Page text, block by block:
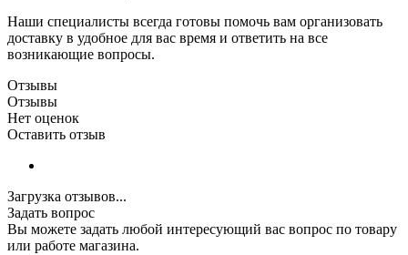
Наши специалисты всегда готовы помочь вам организовать
доставку в удобное для вас время и ответить на все
возникающие вопросы.
Отзывы
Отзывы
Нет оценок
Оставить отзыв
Загрузка отзывов...
Задать вопрос
Вы можете задать любой интересующий вас вопрос по товару
или работе магазина.